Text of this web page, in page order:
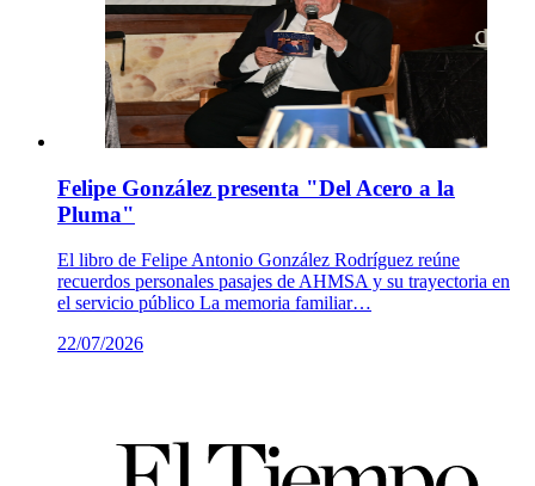
Felipe González presenta "Del Acero a la
Pluma"
El libro de Felipe Antonio González Rodríguez reúne
recuerdos personales pasajes de AHMSA y su trayectoria en
el servicio público La memoria familiar…
22/07/2026